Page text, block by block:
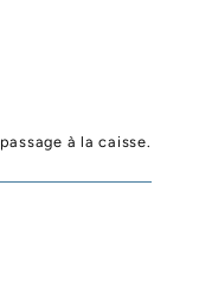
à la caisse.